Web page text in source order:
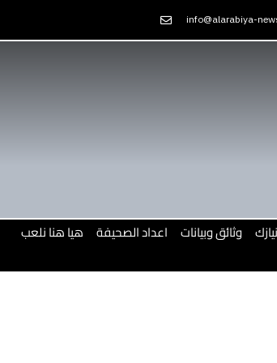
to
info@alarabiya-
نيازك وثائق وبيانات اعداد الصحيفة هيا هنا نلعب